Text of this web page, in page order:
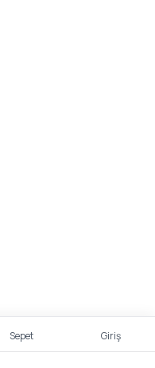
Sepet Giriş